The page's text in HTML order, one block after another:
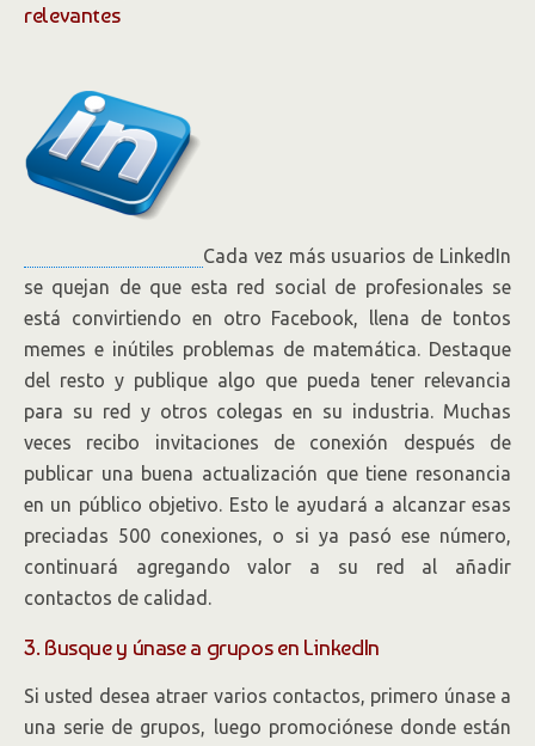
relevantes
Cada vez más usuarios de LinkedIn
se quejan de que esta red social de profesionales se
está convirtiendo en otro Facebook, llena de tontos
memes e inútiles problemas de matemática. Destaque
del resto y publique algo que pueda tener relevancia
para su red y otros colegas en su industria. Muchas
veces recibo invitaciones de conexión después de
publicar una buena actualización que tiene resonancia
en un público objetivo. Esto le ayudará a alcanzar esas
preciadas 500 conexiones, o si ya pasó ese número,
continuará agregando valor a su red al añadir
contactos de calidad.
3. Busque y únase a grupos en LinkedIn
Si usted desea atraer varios contactos, primero únase a
una serie de grupos, luego promociónese donde están